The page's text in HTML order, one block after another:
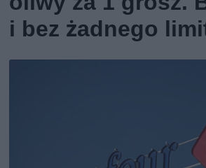
i bez żadnego